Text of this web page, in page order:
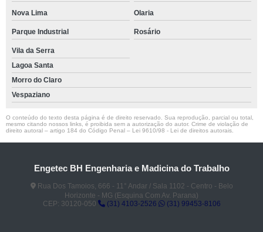
Nova Lima Olaria
Parque Industrial Rosário
Vila da Serra
Lagoa Santa
Morro do Claro
Vespaziano
O conteúdo do texto desta página é de direito reservado. Sua reprodução, parcial ou total,
mesmo citando nossos links, é proibida sem a autorização do autor. Crime de violação de
direito autoral – artigo 184 do Código Penal – Lei 9610/98 - Lei de direitos autorais
Engetec BH Engenharia e Madicina do Trabalho
Rua Dos Tamoios, 666 - 11° Andar / Sala 1102 - Centro - Belo
Horizonte - MG (Esquina Com Av. Parana)
CEP: 30120-050
(31) 4103-2526 (31) 99453-8106